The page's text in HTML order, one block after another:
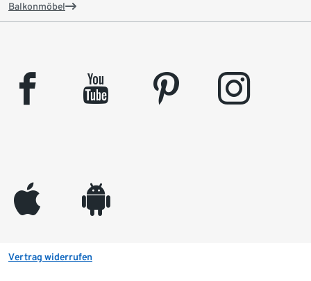
Balkonmöbel
facebook youtube pinterest instagram
appleinc android
Vertrag widerrufen